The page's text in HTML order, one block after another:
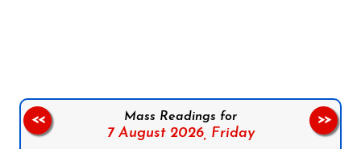
Mass Readings for
7 August 2026, Friday
<< >>